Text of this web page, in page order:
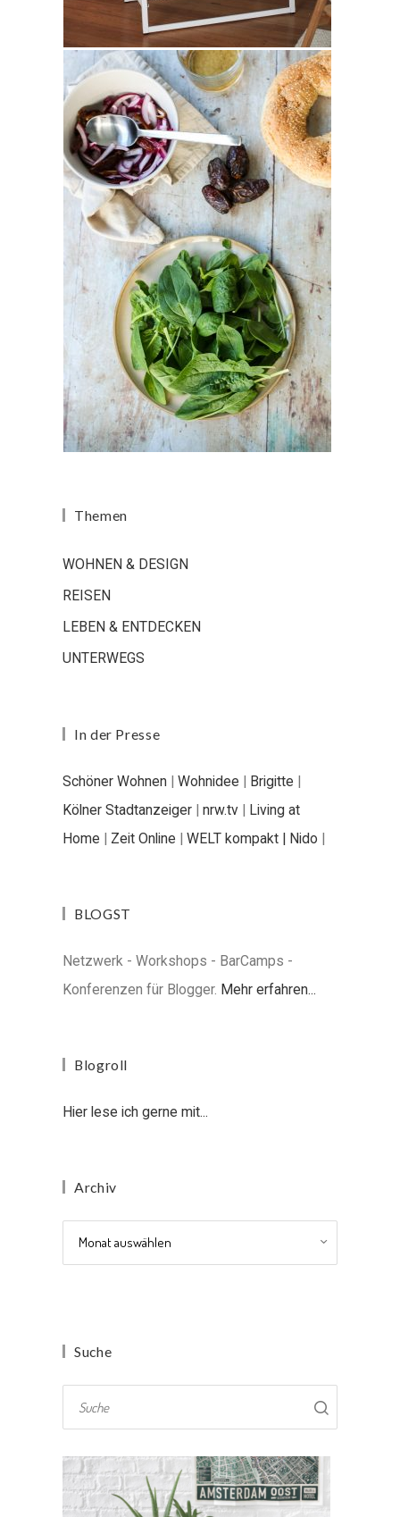
Themen
WOHNEN & DESIGN
REISEN
LEBEN & ENTDECKEN
UNTERWEGS
In der Presse
Schöner Wohnen | Wohnidee | Brigitte |
Kölner Stadtanzeiger | nrw.tv | Living at
Home | Zeit Online | WELT kompakt | Nido |
BLOGST
Netzwerk - Workshops - BarCamps -
Konferenzen für Blogger. Mehr erfahren...
Blogroll
Hier lese ich gerne mit...
Archiv
Suche